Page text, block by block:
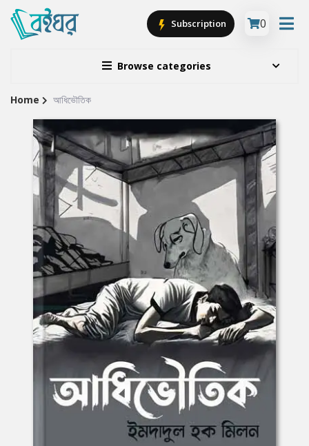
Browse categories
Subscription 0
Site
Breadcrumb
Home আধিভৌতিক